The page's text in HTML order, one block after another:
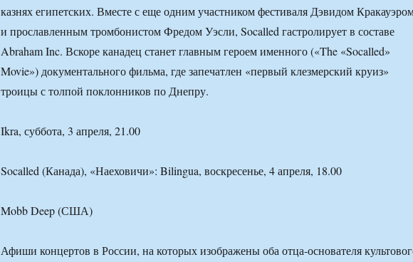
казнях египетских. Вместе с еще одним участником фестиваля Дэвидом
и прославленным тромбонистом Фредом Уэсли, Socalled гастролирует в составе
Abraham Inc. Вскоре канадец станет главным героем именного («The «Socalled»
Movie») документального фильма, где запечатлен «первый клезмерский круиз»
троицы с толпой поклонников по Днепру.
Ikra, суббота, 3 апреля, 21.00
Socalled (Канада), «Наеховичи»: Bilingua, воскресенье, 4 апреля, 18.00
Mobb Deep (США)
Афиши концертов в России, на которых изображены оба отца-основателя